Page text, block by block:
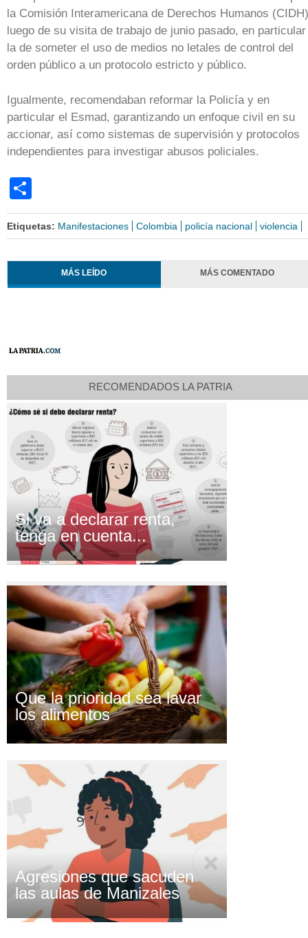
la Comisión Interamericana de Derechos Humanos (CIDH)
luego de su visita de trabajo de junio pasado, en particular
la de someter el uso de medios no letales de control del
orden público a un protocolo estricto y público.
Igualmente, recomendaban reformar la Policía y en
particular el Esmad, garantizando un enfoque civil en su
accionar, así como sistemas de supervisión y protocolos
independientes para investigar abusos policiales.
Etiquetas: Manifestaciones Colombia policía nacional violencia
MÁS LEÍDO MÁS COMENTADO
RECOMENDADOS LA PATRIA
Si va a declarar renta,
tenga en cuenta...
Que la prioridad sea lavar
los alimentos
Agresiones que sacuden
las aulas de Manizales